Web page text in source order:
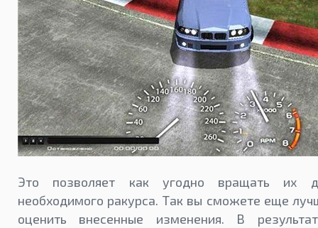
Это позволяет как угодно вращать их
необходимого ракурса. Так вы сможете еще
оценить внесенные изменения. В